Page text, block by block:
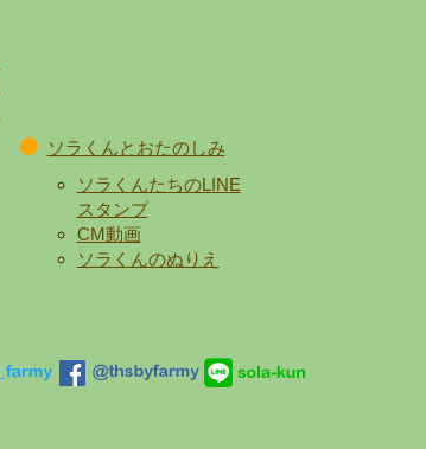
ソラくんとおたのしみ
ソラくんたちのLINE
スタンプ
CM動画
ソラくんのぬりえ